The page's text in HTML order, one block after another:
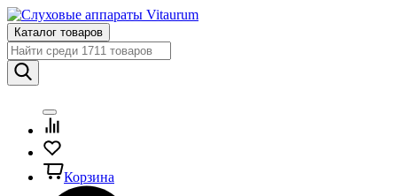
Каталог товаров
Корзина